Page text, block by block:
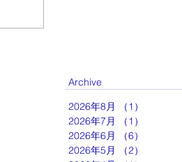
Archive
2026年8月
（1）
2026年7月
（1）
2026年6月
（6）
2026年5月
（2）